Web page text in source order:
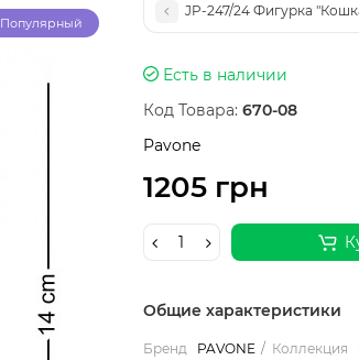
Популярный
JP-247/24 Фигурка
Есть в наличии
Код Товара: 670-08
Pavone
1205 грн
Общие характеристики
Бренд PAVONE Коллекция